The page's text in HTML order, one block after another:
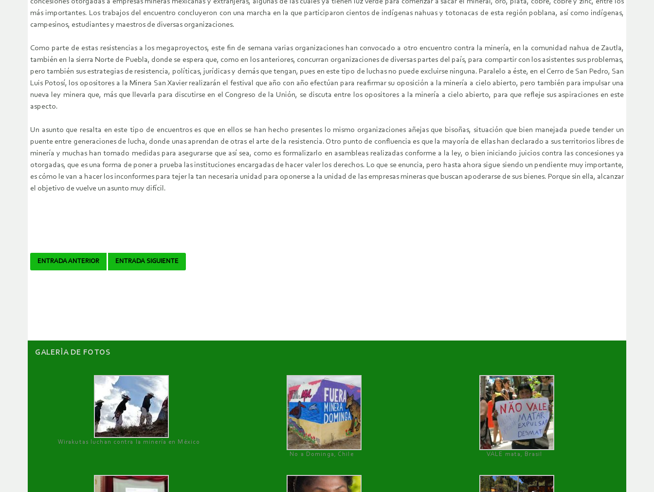
más importantes. Los trabajos del encuentro concluyeron con una marcha en la que participaron cientos de indígenas nahuas y totonacas de esta región poblana, así como indígenas,
campesinos, estudiantes y maestros de diversas organizaciones.
Como parte de estas resistencias a los megaproyectos, este fin de semana varias organizaciones han convocado a otro encuentro contra la minería, en la comunidad nahua de Zautla,
también en la sierra Norte de Puebla, donde se espera que, como en los anteriores, concurran organizaciones de diversas partes del país, para compartir con los asistentes sus problemas,
pero también sus estrategias de resistencia, políticas, jurídicas y demás que tengan, pues en este tipo de luchas no puede excluirse ninguna. Paralelo a éste, en el Cerro de San Pedro, San
Luis Potosí, los opositores a la Minera San Xavier realizarán el festival que año con año efectúan para reafirmar su oposición a la minería a cielo abierto, pero también para impulsar una
nueva ley minera que, más que llevarla para discutirse en el Congreso de la Unión, se discuta entre los opositores a la minería a cielo abierto, para que refleje sus aspiraciones en este
aspecto.
Un asunto que resalta en este tipo de encuentros es que en ellos se han hecho presentes lo mismo organizaciones añejas que bisoñas, situación que bien manejada puede tender un
puente entre generaciones de lucha, donde unas aprendan de otras el arte de la resistencia. Otro punto de confluencia es que la mayoría de ellas han declarado a sus territorios libres de
minería y muchas han tomado medidas para asegurarse que así sea, como es formalizarlo en asambleas realizadas conforme a la ley, o bien iniciando juicios contra las concesiones ya
otorgadas, que es una forma de poner a prueba las instituciones encargadas de hacer valer los derechos. Lo que se enuncia, pero hasta ahora sigue siendo un pendiente muy importante,
es cómo le van a hacer los inconformes para tejer la tan necesaria unidad para oponerse a la unidad de las empresas mineras que buscan apoderarse de sus bienes. Porque sin ella, alcanzar
el objetivo de vuelve un asunto muy difícil.
Navegador
ENTRADA ANTERIOR ENTRADA SIGUIENTE
GALERÌA DE FOTOS
Wirakutas luchan contra la minería en México
No a Dominga, Chile
VALE mata, Brasil